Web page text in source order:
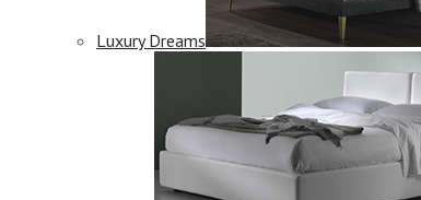
Luxury Dreams